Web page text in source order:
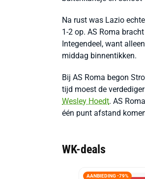
Na rust was Lazio
1-2 op. AS Roma
Integendeel, want
middag binnentikken.
Bij AS Roma begon
tijd moest de
Wesley Hoedt. AS
één punt afstand
WK-deals
AANBIEDING -79%